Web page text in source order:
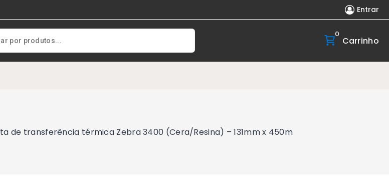
Entrar
0
Carrinho
de transferência térmica Zebra 3400 (Cera/Resina) – 131mm x 450m